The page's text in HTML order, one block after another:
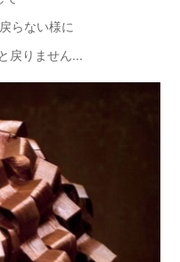
らない様に
戻りません...